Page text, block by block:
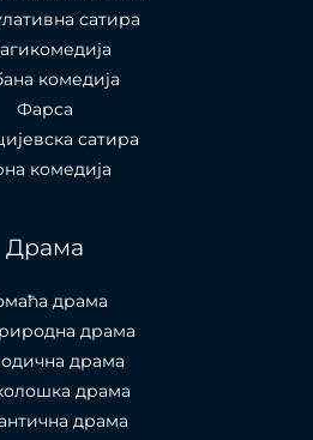
сатира
комедија
Фарса
сатира
комедија
Драма
драма
драма
драма
драма
драма